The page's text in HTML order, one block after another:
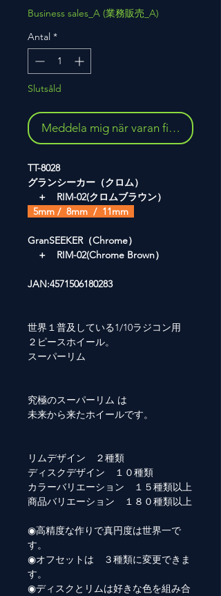
Business sales_A (業務販売_A)
Antal *
Slutsåld
Meddela mig när varan finns i lager
TT-8028
グランシーカー（クロム）
＋ RIM-02(クロムブラウン）
5mm / 8mm / 11mm
GranSEEKER（Chrome）
＋ RIM-02(Chrome Brown）
JAN:4571506180283
世界１普及している1/10ラジコン用
２ピースホイール。
スーパーリム
究極のスーパーリム は
未来から来たホイールです。
リムデザイン ２種類
ディスクデザイン １０種類
カラーバリエーション １５種類以上
商品バリエーション １８０種類以上
◉高精度な作りで真円度は世界一で
す。
◉オフセットは ３種類に変更できま
す。
◉ディスクとリムは好きな色を組み合